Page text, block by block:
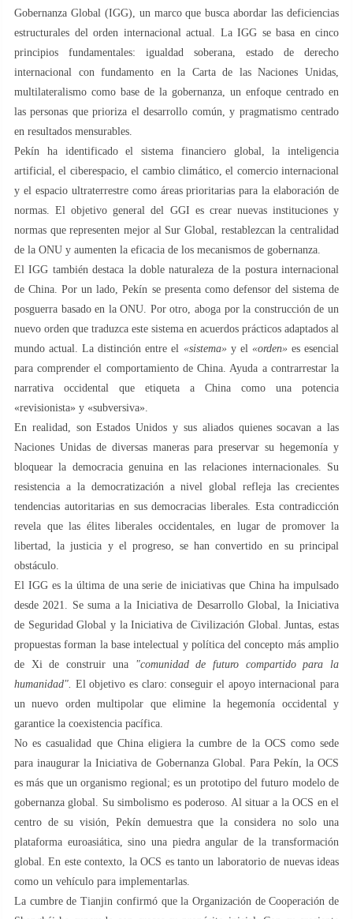
Gobernanza Global (IGG), un marco que busca abordar las deficiencias
estructurales del orden internacional actual. La IGG se basa en cinco
principios fundamentales: igualdad soberana, estado de derecho
internacional con fundamento en la Carta de las Naciones Unidas,
multilateralismo como base de la gobernanza, un enfoque centrado en
las personas que prioriza el desarrollo común, y pragmatismo centrado
en resultados mensurables.
Pekín ha identificado el sistema financiero global, la inteligencia
artificial, el ciberespacio, el cambio climático, el comercio internacional
y el espacio ultraterrestre como áreas prioritarias para la elaboración de
normas. El objetivo general del GGI es crear nuevas instituciones y
normas que representen mejor al Sur Global, restablezcan la centralidad
de la ONU y aumenten la eficacia de los mecanismos de gobernanza.
El IGG también destaca la doble naturaleza de la postura internacional
de China. Por un lado, Pekín se presenta como defensor del sistema de
posguerra basado en la ONU. Por otro, aboga por la construcción de un
nuevo orden que traduzca este sistema en acuerdos prácticos adaptados al
mundo actual. La distinción entre el «sistema»y el «orden»es esencial
para comprender el comportamiento de China. Ayuda a contrarrestar la
narrativa occidental que etiqueta a China como una potencia
«revisionista» y «subversiva».
En realidad, son Estados Unidos y sus aliados quienes socavan a las
Naciones Unidas de diversas maneras para preservar su hegemonía y
bloquear la democracia genuina en las relaciones internacionales. Su
resistencia a la democratización a nivel global refleja las crecientes
tendencias autoritarias en sus democracias liberales. Esta contradicción
revela que las élites liberales occidentales, en lugar de promover la
libertad, la justicia y el progreso, se han convertido en su principal
obstáculo.
El IGG es la última de una serie de iniciativas que China ha impulsado
desde 2021. Se suma a la Iniciativa de Desarrollo Global, la Iniciativa
de Seguridad Global y la Iniciativa de Civilización Global. Juntas, estas
propuestas forman la base intelectual y política del concepto más amplio
de Xi de construir una "comunidad de futuro compartido para la
humanidad". El objetivo es claro: conseguir el apoyo internacional para
un nuevo orden multipolar que elimine la hegemonía occidental y
garantice la coexistencia pacífica.
No es casualidad que China eligiera la cumbre de la OCS como sede
para inaugurar la Iniciativa de Gobernanza Global. Para Pekín, la OCS
es más que un organismo regional; es un prototipo del futuro modelo de
gobernanza global. Su simbolismo es poderoso. Al situar a la OCS en el
centro de su visión, Pekín demuestra que la considera no solo una
plataforma euroasiática, sino una piedra angular de la transformación
global. En este contexto, la OCS es tanto un laboratorio de nuevas ideas
como un vehículo para implementarlas.
La cumbre de Tianjin confirmó que la Organización de Cooperación de